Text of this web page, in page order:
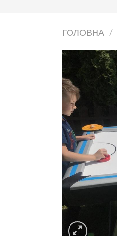
ГОЛОВНА /